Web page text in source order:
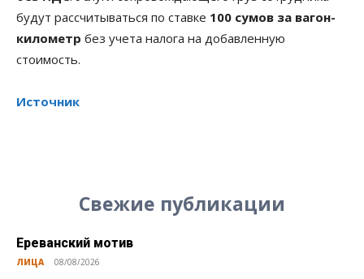
будут рассчитываться по ставке 100 сумов за вагон-
километр без учета налога на добавленную
стоимость.
Источник
Свежие публикации
Ереванский мотив
ЛИЦА 08/08/2026